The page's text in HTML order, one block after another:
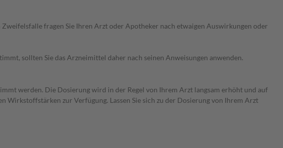
fragen Sie Ihren Arzt oder Apotheker nach etwaigen Auswirkungen oder
sollten Sie das Arzneimittel daher nach seinen Anweisungen anwenden.
werden. Die Dosierung wird in der Regel von Ihrem Arzt langsam erhöht und auf
Wirkstoffstärken zur Verfügung. Lassen Sie sich zu der Dosierung von Ihrem Arzt